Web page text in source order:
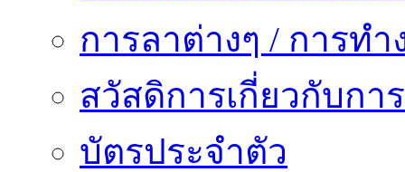
การลาต่างๆ / การทำ
สวัสดิการเกี่ยวกับกา
บัตรประจำตัว